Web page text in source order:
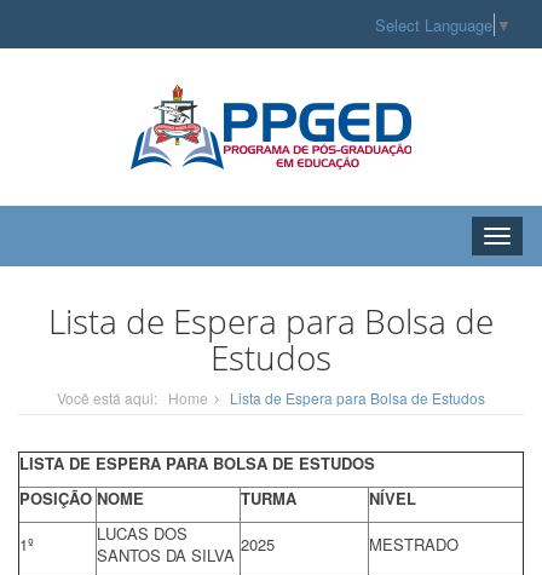
Select Language ▼
Toggle
Lista de Espera para Bolsa de
Estudos
Você está aqui: Home Lista de Espera para Bolsa de Estudos
LISTA DE ESPERA PARA BOLSA DE ESTUDOS
POSIÇÃO NOME TURMA
NÍVEL
1º
LUCAS DOS
SANTOS DA SILVA 2025 MESTRADO